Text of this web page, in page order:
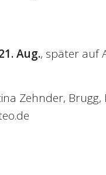
Aug., später auf
Zehnder,